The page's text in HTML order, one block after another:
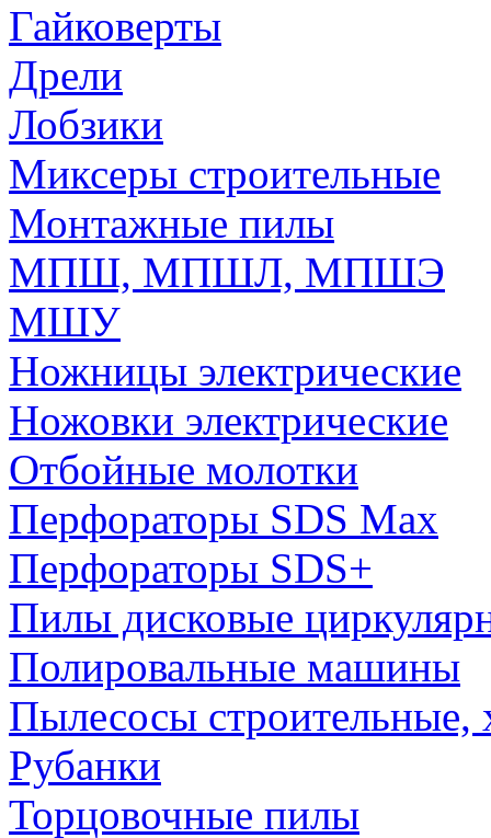
Гайковерты
Дрели
Лобзики
Миксеры строительные
Монтажные пилы
МПШ, МПШЛ, МПШЭ
МШУ
Ножницы электрические
Ножовки электрические
Отбойные молотки
Перфораторы SDS Max
Перфораторы SDS+
Пилы дисковые
Полировальные машины
Пылесосы строительные,
Рубанки
Торцовочные пилы